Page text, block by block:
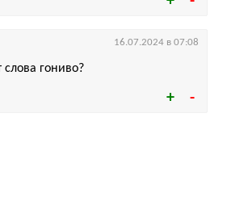
слова гониво?
16.07.2024 в 07:08